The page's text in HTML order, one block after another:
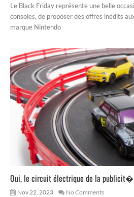
Le Black Friday représente une belle
consoles, de proposer des offres inédits
marque Nintendo
Oui, le circuit électrique de la
Nov 22, 2023 No Comments